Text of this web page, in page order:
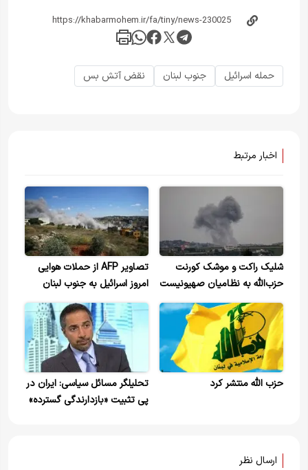
حمله اسرائیل جنوب لبنان نقض آتش بس
اخبار مرتبط
شلیک راکت و موشک کورنت
حزب‌الله به نظامیان صهیونیست
در جنوب لبنان
تصاویر AFP از حملات هوایی
امروز اسرائیل به جنوب لبنان
حزب الله منتشر کرد
تحلیلگر مسائل سیاسی: ایران در
پی تثبیت «بازدارندگی گسترده»
ارسال نظر